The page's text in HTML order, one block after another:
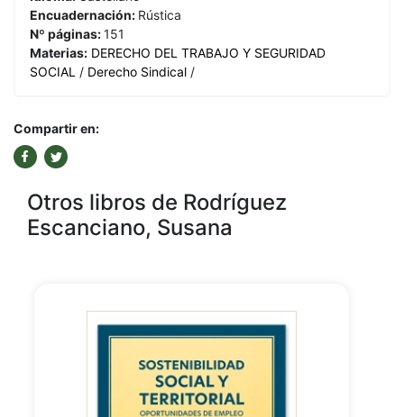
Encuadernación: Rústica
Nº páginas:151
Materias: DERECHO DEL TRABAJO Y SEGURIDAD
SOCIAL / Derecho Sindical /
Compartir en:
Otros libros de Rodríguez
Escanciano, Susana